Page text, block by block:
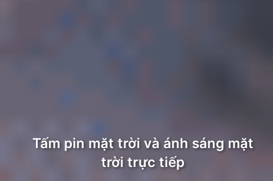
Tấm pin mặt trời và ánh sáng mặt
trời trực tiếp